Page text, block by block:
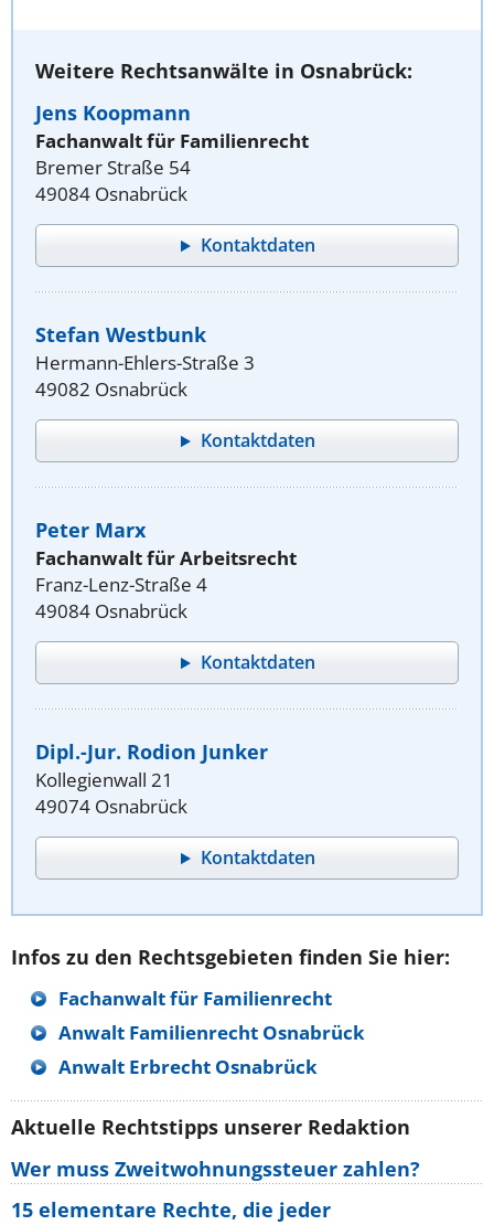
Weitere Rechtsanwälte in Osnabrück:
Jens Koopmann
Fachanwalt für Familienrecht
Bremer Straße 54
49084 Osnabrück
Kontaktdaten
Stefan Westbunk
Hermann-Ehlers-Straße 3
49082 Osnabrück
Kontaktdaten
Peter Marx
Fachanwalt für Arbeitsrecht
Franz-Lenz-Straße 4
49084 Osnabrück
Kontaktdaten
Dipl.-Jur. Rodion Junker
Kollegienwall 21
49074 Osnabrück
Kontaktdaten
Infos zu den Rechtsgebieten finden Sie hier:
Fachanwalt für Familienrecht
Anwalt Familienrecht Osnabrück
Anwalt Erbrecht Osnabrück
Aktuelle Rechtstipps unserer Redaktion
Wer muss Zweitwohnungssteuer zahlen?
15 elementare Rechte, die jeder